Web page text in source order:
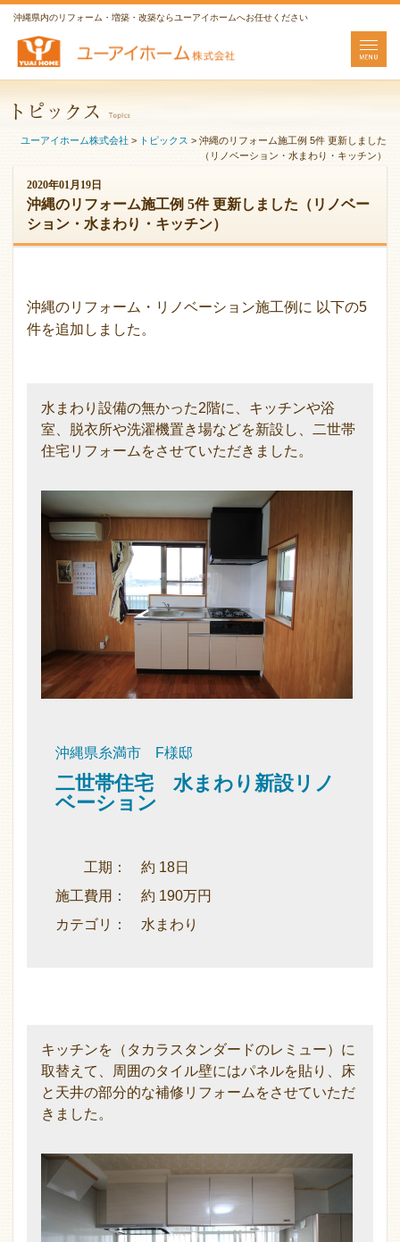
沖縄県内のリフォーム・増築・改築ならユーアイホームへお任せください
ユーアイホーム株式会社 > トピックス > 沖縄のリフォーム施工例 5件 更新しました
（リノベーション・水まわり・キッチン）
2020年01月19日
沖縄のリフォーム施工例 5件 更新しました（リノベー
ション・水まわり・キッチン）
沖縄のリフォーム・リノベーション施工例に 以下の5
件を追加しました。
水まわり設備の無かった2階に、キッチンや浴
室、脱衣所や洗濯機置き場などを新設し、二世帯
住宅リフォームをさせていただきました。
沖縄県糸満市 F様邸
二世帯住宅 水まわり新設リノ
ベーション
工期： 約 18日
施工費用： 約 190万円
カテゴリ： 水まわり
キッチンを（タカラスタンダードのレミュー）に
取替えて、周囲のタイル壁にはパネルを貼り、床
と天井の部分的な補修リフォームをさせていただ
きました。